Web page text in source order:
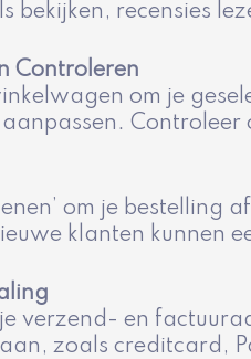
bekijken, recensies
Controleren
om je
om je bestelling
klanten kunnen
je verzend- en
aan, zoals creditcard,